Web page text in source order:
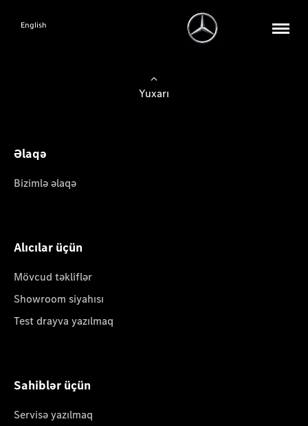
English
Yuxarı
Əlaqə
Bizimlə əlaqə
Alıcılar üçün
Mövcud təkliflər
Showroom siyahısı
Test drayva yazılmaq
Sahiblər üçün
Servisə yazılmaq